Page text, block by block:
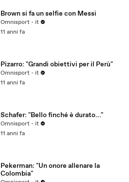
Brown si fa un selfie con Messi
Omnisport - it
11 anni fa
Pizarro: "Grandi obiettivi per il Perù"
Omnisport - it
11 anni fa
Schafer: "Bello finché è durato..."
Omnisport - it
11 anni fa
Pekerman: "Un onore allenare la
Colombia"